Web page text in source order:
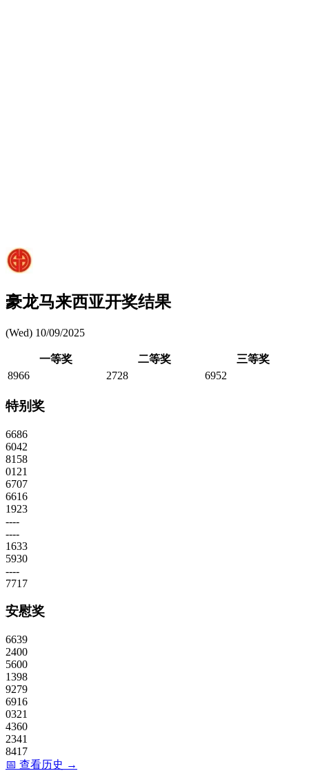
豪龙马来西亚开奖结果
(Wed) 10/09/2025
一等奖 二等奖
三等奖
8966
2728 6952
特别奖
6686
6042
8158
0121
6707
6616
1923
----
----
1633
5930
----
7717
安慰奖
6639
2400
5600
1398
9279
6916
0321
4360
2341
8417
📅 查看历史 →